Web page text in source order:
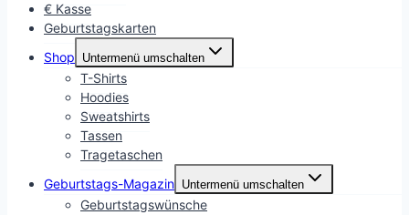
€ Kasse
Geburtstagskarten
Shop
Untermenü umschalten
T-Shirts
Hoodies
Sweatshirts
Tassen
Tragetaschen
Geburtstags-Magazin Untermenü umschalten
Geburtstagswünsche